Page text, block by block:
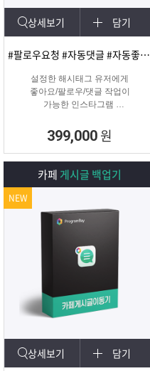
상세보기 담기
#팔로우요청 #자동댓글 #자동좋아요 #SNS마케팅
설정한 해시태그 유저에게
좋아요/팔로우/댓글 작업이
가능한 인스타그램
399,000 원
카페 게시글 백업기
상세보기 담기
NEW